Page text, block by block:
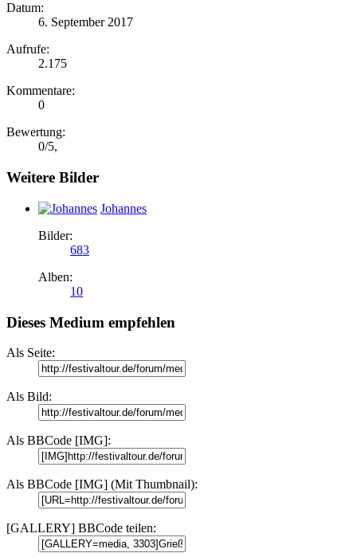
Datum:
6. September 2017
Aufrufe:
2.175
Kommentare:
0
Bewertung:
0/5,
Weitere Bilder
Johannes
Bilder:
683
Alben:
10
Dieses Medium empfehlen
Als Seite:
Als Bild:
Als BBCode [IMG]:
Als BBCode [IMG] (Mit Thumbnail):
[GALLERY] BBCode teilen: